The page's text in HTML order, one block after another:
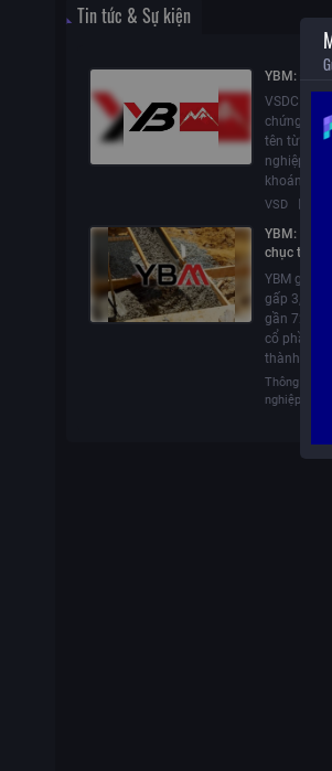
Tin tức & Sự kiện
YBM: Điều
VSDC đã
chứng
tên từ
nghiệp
khoán YBM.
VSD
YBM: Lãi
chục tỷ
con
YBM ghi
gấp 3,4
gần 72,5
cổ phần
thành lập
Thông tin
nghiệp